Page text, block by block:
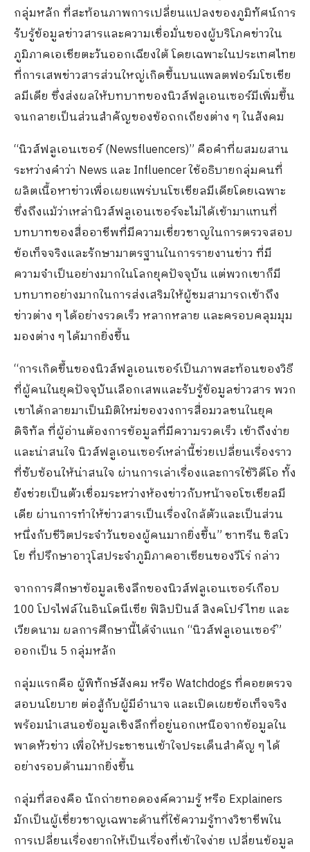
กลุ่มหลัก ที่สะท้อนภาพการเปลี่ยนแปลงของภูมิทัศน์การ
รับรู้ข้อมูลข่าวสารและความเชื่อมั่นของผู้บริโภคข่าวใน
ภูมิภาคเอเชียตะวันออกเฉียงใต้โดยเฉพาะในประเทศไทย
ที่การเสพข่าวสารส่วนใหญ่เกิดขึ้นบนแพลตฟอร์มโซเชีย
ลมีเดีย ซึ่งส่งผลให้บทบาทของนิวส์ฟลูเอนเซอร์มีเพิ่มขึ้น
จนกลายเป็นส่วนสำคัญของข้อถกเถียงต่าง ๆในสังคม
“นิวส์ฟลูเอนเซอร์(Newsfluencers)” คือคำที่ผสมผสาน
ระหว่างคำว่า News และ Influencerใช้อธิบายกลุ่มคนที่
ผลิตเนื้อหาข่าวเพื่อเผยแพร่บนโซเชียลมีเดียโดยเฉพาะ
ซึ่งถึงแม้ว่าเหล่านิวส์ฟลูเอนเซอร์จะไม่ได้เข้ามาแทนที่
บทบาทของสื่ออาชีพที่มีความเชี่ยวชาญในการตรวจสอบ
ข้อเท็จจริงและรักษามาตรฐานในการรายงานข่าว ที่มี
ความจำเปนอย่างมากในโลกยุคปัจจุบัน แต่พวกเขาก็มี
บทบาทอย่างมากในการส่งเสริมให้ผู้ชมสามารถเข้าถึง
ข่าวต่าง ๆได้อย่างรวดเร็ว หลากหลาย และครอบคลุมมุม
มองต่าง ๆ ได้มากยิ่งขึ้น
“การเกิดขึ้นของนิวส์ฟลูเอนเซอร์เป็นภาพสะท้อนของวิธี
ที่ผู้คนในยุคปัจจุบันเลือกเสพและรับรู้ข้อมูลข่าวสารพวก
เขาได้กลายมาเป็นมิติใหม่ของวงการสื่อมวลชนในยุค
ดิจิทัล ที่ผู้อ่านต้องการข้อมูลที่มีความรวดเร็ว เข้าถึงง่าย
และน่าสนใจ นิวส์ฟลูเอนเซอร์เหล่านี้ช่วยเปลี่ยนเรื่องราว
ที่ซับซ้อนให้น่าสนใจ ผ่านการเล่าเรื่องและการใช้วิดีโอ ทั้ง
ยังช่วยเป็นตัวเชื่อมระหว่างห้องข่าวกับหน้าจอโซเชียลมี
เดีย ผ่านการทำให้ข่าวสารเป็นเรื่องใกล้ตัวและเป็นส่วน
หนึ่งกับชีวิตประจำวันของผู้คนมากยิ่งขึ้น”ชาทรีนซิสโว
โย ที่ปรึกษาอาวุโสประจำภูมิภาคอาเซียนของวีโร่ กล่าว
จากการศึกษาข้อมูลเชิงลึกของนิวส์ฟลูเอนเซอร์เกือบ
100โปรไฟล์ในอินโดนีเซีย ฟิลิปปินส์ สิงคโปร์ ไทย และ
เวียดนาม ผลการศึกษานี้ได้จำแนก “นิวส์ฟลูเอนเซอร์”
ออกเป็น 5 กลุ่มหลัก
กลุ่มแรกคือ ผู้พิทักษ์สังคม หรือ Watchdogsที่คอยตรวจ
สอบนโยบาย ต่อสู้กับผู้มีอำนาจ และเปิดเผยข้อเท็จจริง
พร้อมนำเสนอข้อมูลเชิงลึกที่อยู่นอกเหนือจากข้อมูลใน
พาดหัวข่าว เพื่อให้ประชาชนเข้าใจประเด็นสำคัญ ๆได้
อย่างรอบด้านมากยิ่งขึ้น
กลุ่มที่สองคือ นักถ่ายทอดองค์ความรู้หรือ Explainers
มักเป็นผู้เชี่ยวชาญเฉพาะด้านที่ใช้ความรู้ทางวิชาชีพใน
การเปลี่ยนเรื่องยากให้เป็นเรื่องที่เข้าใจง่าย เปลี่ยนข้อมูล